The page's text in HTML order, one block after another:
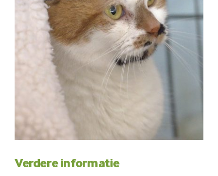
Verdere informatie